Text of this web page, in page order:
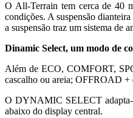
O All-Terrain tem cerca de 40
condições. A suspensão
a suspensão traz um sistema de
Dinamic Select, um modo de
Além de ECO, COMFORT,
cascalho ou areia; OFFROAD +
O DYNAMIC SELECT adapta-
abaixo do display central.